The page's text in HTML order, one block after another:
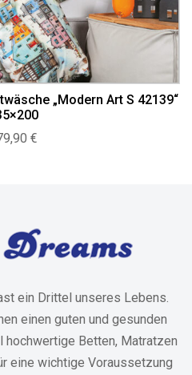
„Modern Art S 42139“
€
ein Drittel unseres Lebens.
einen guten und gesunden
hochwertige Betten, Matratzen
eine wichtige Voraussetzung